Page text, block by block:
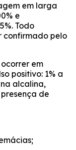
em larga
e
Todo
confirmado pelo
em
positivo: 1% a
alcalina,
de